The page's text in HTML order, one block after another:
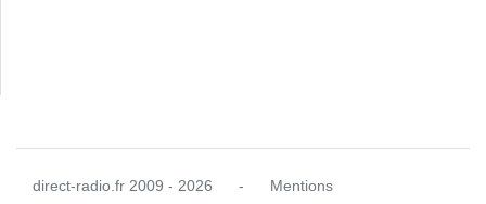
direct-radio.fr 2009 - 2026 - Mentions